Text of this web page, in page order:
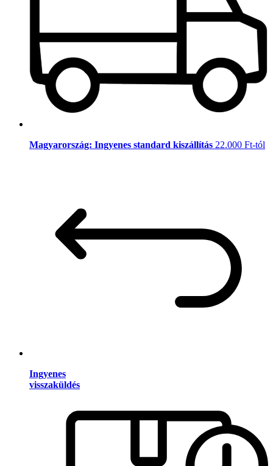
Magyarország: Ingyenes standard kiszállítás 22.000 Ft-tól
Ingyenes
visszaküldés